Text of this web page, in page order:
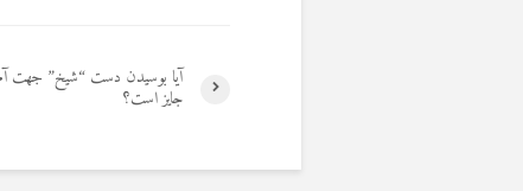
آیا بوسیدن دست “شیخ” جهت
جایز است؟